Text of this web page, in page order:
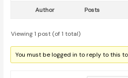
Author Posts
Viewing 1 post (of 1 total)
You must be logged in to reply to this